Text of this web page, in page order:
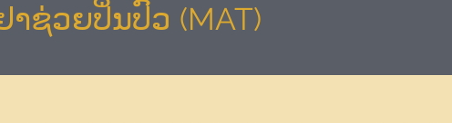
ຊ່ວຍປິ່ນປົວ (MAT)